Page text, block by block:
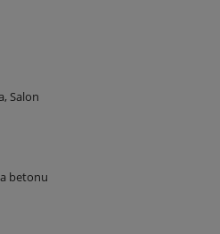
Salon
betonu